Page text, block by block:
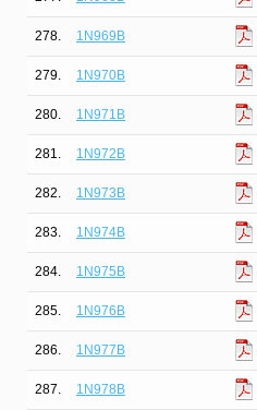
278. 1N969B
279. 1N970B
280. 1N971B
281. 1N972B
282. 1N973B
283. 1N974B
284. 1N975B
285. 1N976B
286. 1N977B
287. 1N978B